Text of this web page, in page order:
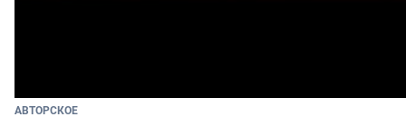
АВТОРСКОЕ